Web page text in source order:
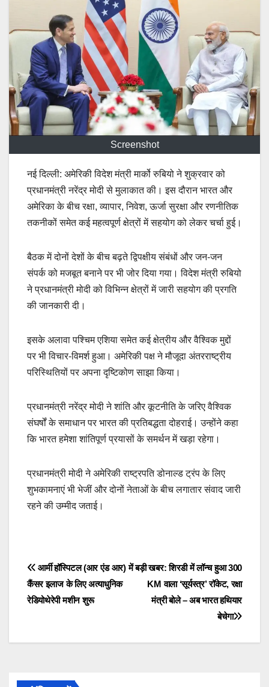
Screenshot
नई दिल्ली: अमेरिकी विदेश मंत्री मार्को रुबियो ने शुक्रवार को
प्रधानमंत्री नरेंद्र मोदी से मुलाकात की। इस दौरान भारत और
अमेरिका के बीच रक्षा, व्यापार, निवेश, ऊर्जा सुरक्षा और रणनीतिक
तकनीकों समेत कई महत्वपूर्ण क्षेत्रों में सहयोग को लेकर चर्चा हुई।
बैठक में दोनों देशों के बीच बढ़ते द्विपक्षीय संबंधों और जन-जन
संपर्क को मजबूत बनाने पर भी जोर दिया गया। विदेश मंत्री रुबियो
ने प्रधानमंत्री मोदी को विभिन्न क्षेत्रों में जारी सहयोग की प्रगति
की जानकारी दी।
इसके अलावा पश्चिम एशिया समेत कई क्षेत्रीय और वैश्विक मुद्दों
पर भी विचार-विमर्श हुआ। अमेरिकी पक्ष ने मौजूदा अंतरराष्ट्रीय
परिस्थितियों पर अपना दृष्टिकोण साझा किया।
प्रधानमंत्री नरेंद्र मोदी ने शांति और कूटनीति के जरिए वैश्विक
संघर्षों के समाधान पर भारत की प्रतिबद्धता दोहराई। उन्होंने कहा
कि भारत हमेशा शांतिपूर्ण प्रयासों के समर्थन में खड़ा रहेगा।
प्रधानमंत्री मोदी ने अमेरिकी राष्ट्रपति डोनाल्ड ट्रंप के लिए
शुभकामनाएं भी भेजीं और दोनों नेताओं के बीच लगातार संवाद जारी
रहने की उम्मीद जताई।
Post
navigation
बड़ी खबर: शिरडी में लॉन्च हुआ 300
KM वाला ‘सूर्यस्त्र’ रॉकेट, रक्षा
मंत्री बोले – अब भारत हथियार
बेचेगा
आर्मी हॉस्पिटल (आर एंड आर) में
कैंसर इलाज के लिए अत्याधुनिक
रेडियोथेरेपी मशीन शुरू